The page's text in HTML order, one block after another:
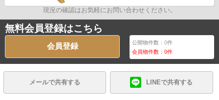
現況の確認はお気軽にお問い合わせください。
無料会員登録はこちら
会員登録 公開物件数：0件
会員物件数：0件
メールで共有する LINEで共有する